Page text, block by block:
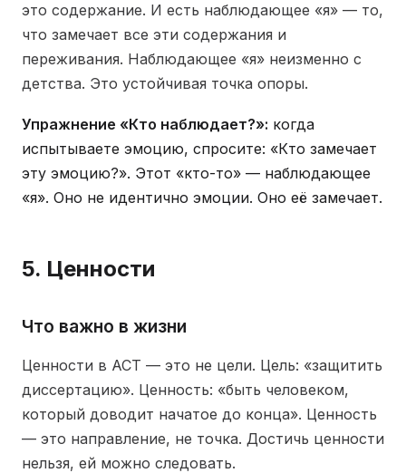
это содержание. И есть наблюдающее «я» — то,
что замечает все эти содержания и
переживания. Наблюдающее «я» неизменно с
детства. Это устойчивая точка опоры.
Упражнение «Кто наблюдает?»: когда
испытываете эмоцию, спросите: «Кто замечает
эту эмоцию?». Этот «кто-то» — наблюдающее
«я». Оно не идентично эмоции. Оно её замечает.
5. Ценности
Что важно в жизни
Ценности в ACT — это не цели. Цель: «защитить
диссертацию». Ценность: «быть человеком,
который доводит начатое до конца». Ценность
— это направление, не точка. Достичь ценности
нельзя, ей можно следовать.